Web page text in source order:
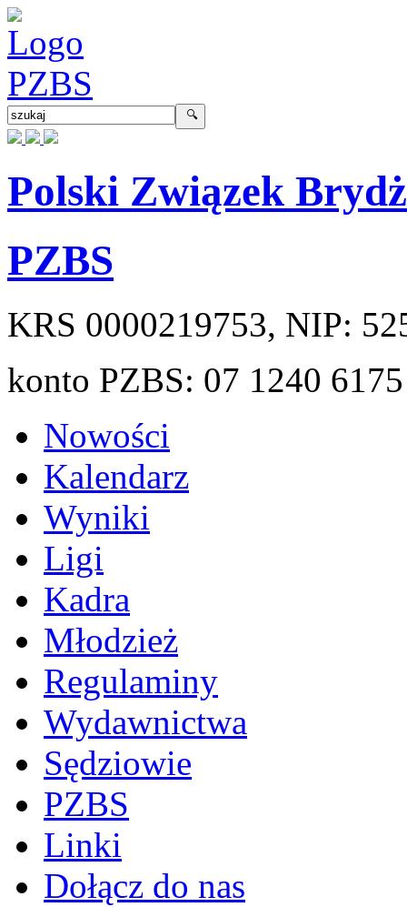
Polski Związek
PZBS
KRS 0000219753, NIP:
konto PZBS: 07 1240
Nowości
Kalendarz
Wyniki
Ligi
Kadra
Młodzież
Regulaminy
Wydawnictwa
Sędziowie
PZBS
Linki
Dołącz do nas